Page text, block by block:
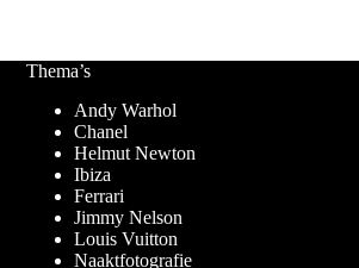
Thema’s
Andy Warhol
Chanel
Helmut Newton
Ibiza
Ferrari
Jimmy Nelson
Louis Vuitton
Naaktfotografie